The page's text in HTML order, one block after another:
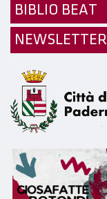
BIBLIO BEAT
NEWSLETTER